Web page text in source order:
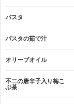
パスタ
パスタの茹で汁
オリーブオイル
不二の唐辛子入り梅こ
ぶ茶